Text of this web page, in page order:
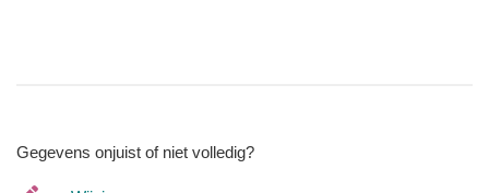
Gegevens onjuist of niet volledig?